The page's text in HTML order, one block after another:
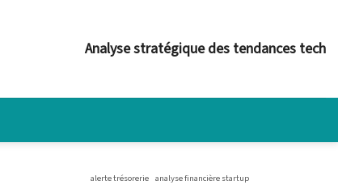
Analyse stratégique des tendances tech
alerte trésorerie analyse financière startup